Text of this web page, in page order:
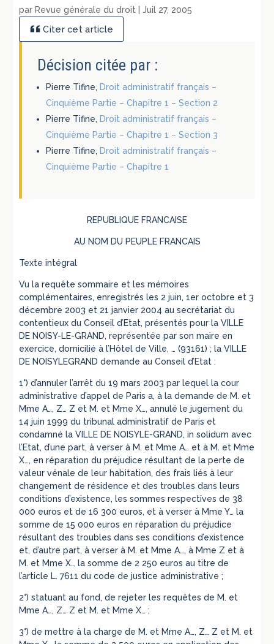
par Revue générale du droit |Juil 27, 2005
Citer cet article
Décision citée par :
Pierre Tifine, Droit administratif français –
Cinquième Partie – Chapitre 1 – Section 2
Pierre Tifine, Droit administratif français –
Cinquième Partie – Chapitre 1 – Section 3
Pierre Tifine, Droit administratif français –
Cinquième Partie – Chapitre 1
REPUBLIQUE FRANCAISE
AU NOM DU PEUPLE FRANCAIS
Texte intégral
Vu la requête sommaire et les mémoires
complémentaires, enregistrés les 2 juin, 1er octobre et 3
décembre 2003 et 21 janvier 2004 au secrétariat du
contentieux du Conseil d’Etat, présentés pour la VILLE
DE NOISY-LE-GRAND, représentée par son maire en
exercice, domicilié à l’Hôtel de Ville, … (93161) ; la VILLE
DE NOISYLEGRAND demande au Conseil d’Etat :
1°) d’annuler l’arrêt du 19 mars 2003 par lequel la cour
administrative d’appel de Paris a, à la demande de M. et
Mme A…, Z… Z et M. et Mme X…, annulé le jugement du
14 juin 1999 du tribunal administratif de Paris et
condamné la VILLE DE NOISYLE-GRAND, in solidum avec
l’Etat, d’une part, à verser à M. et Mme A… et à M. et Mme
X…, en réparation du préjudice résultant de la perte de
valeur vénale de leur habitation, des frais liés à leur
changement de résidence et des troubles dans leurs
conditions d’existence, les sommes respectives de 38
000 euros et de 16 300 euros, et à verser à Mme Y… la
somme de 15 000 euros en réparation du préjudice
résultant des troubles dans ses conditions d’existence
et, d’autre part, à verser à M. et Mme A…, à Mme Z et à
M. et Mme X… la somme de 2 250 euros au titre de
l’article L. 7611 du code de justice administrative ;
2°) statuant au fond, de rejeter les requêtes de M. et
Mme A…, Z… Z et M. et Mme X… ;
3°) de mettre à la charge de M. et Mme A…, Z… Z et M. et